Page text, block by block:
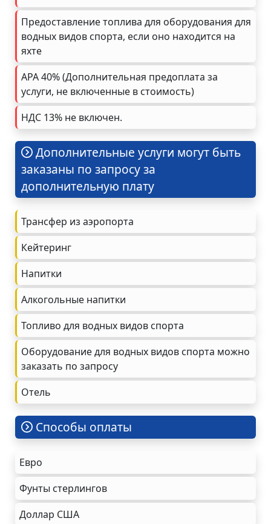
Предоставление топлива для оборудования для
водных видов спорта, если оно находится на
яхте
APA 40% (Дополнительная предоплата за
услуги, не включенные в стоимость)
НДС 13% не включен.
Дополнительные услуги могут быть
заказаны по запросу за
дополнительную плату
Трансфер из аэропорта
Кейтеринг
Напитки
Алкогольные напитки
Топливо для водных видов спорта
Оборудование для водных видов спорта можно
заказать по запросу
Oтель
Cпособы оплаты
Евро
Фунты стерлингов
Доллар США